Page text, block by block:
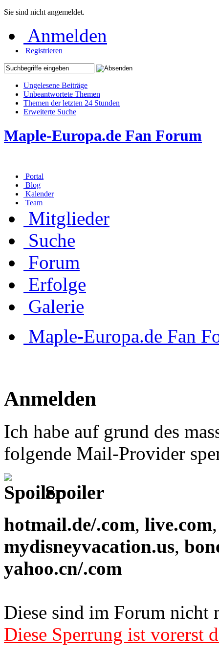
Sie sind nicht angemeldet.
Anmelden
Registrieren
Ungelesene Beiträge
Unbeantwortete Themen
Themen der letzten 24 Stunden
Erweiterte Suche
Maple-Europa.de Fan Forum
Portal
Blog
Kalender
Team
Mitglieder
Suche
Forum
Erfolge
Galerie
Maple-Europa.de Fan
Anmelden
Ich habe auf grund des
folgende Mail-Provider
Spoiler
hotmail.de/.com, live.com
mydisneyvacation.us,
yahoo.cn/.com
Diese sind im Forum nicht
Diese Sperrung ist vorerst